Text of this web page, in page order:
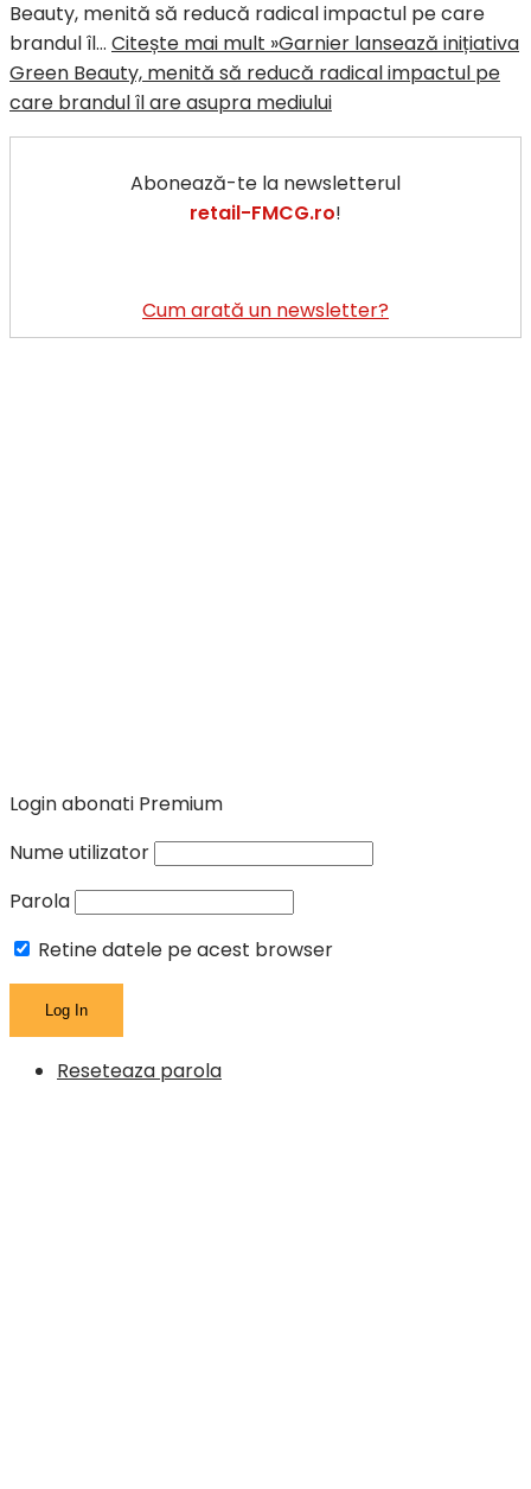
Beauty, menită să reducă radical impactul pe care
brandul îl… Citește mai mult »Garnier lansează inițiativa
Green Beauty, menită să reducă radical impactul pe
care brandul îl are asupra mediului
Abonează-te la newsletterul
retail-FMCG.ro!
Cum arată un newsletter?
Login abonati Premium
Nume utilizator
Parola
Retine datele pe acest browser
Reseteaza parola